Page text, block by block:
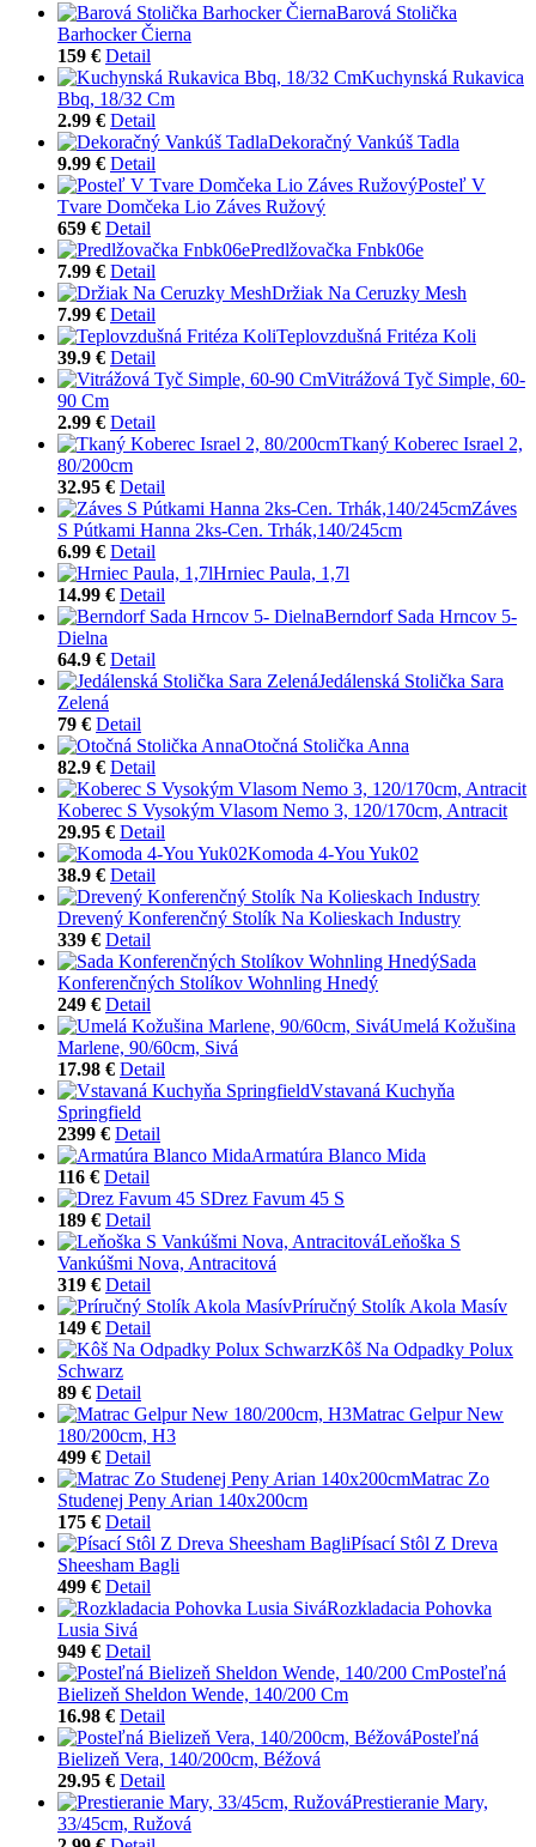
Barová Stolička
Barhocker Čierna
159 € Detail
Kuchynská Rukavica
Bbq, 18/32 Cm
2.99 € Detail
Dekoračný Vankúš Tadla
9.99 € Detail
Posteľ V
Tvare Domčeka Lio Záves Ružový
659 € Detail
Predlžovačka Fnbk06e
7.99 € Detail
Držiak Na Ceruzky Mesh
7.99 € Detail
Teplovzdušná Fritéza Koli
39.9 € Detail
Vitrážová Tyč Simple, 60-
90 Cm
2.99 € Detail
Tkaný Koberec Israel 2,
80/200cm
32.95 € Detail
Záves
S Pútkami Hanna 2ks-Cen. Trhák,140/245cm
6.99 € Detail
Hrniec Paula, 1,7l
14.99 € Detail
Berndorf Sada Hrncov 5-
Dielna
64.9 € Detail
Jedálenská Stolička Sara
Zelená
79 € Detail
Otočná Stolička Anna
82.9 € Detail
Koberec S Vysokým Vlasom Nemo 3, 120/170cm, Antracit
29.95 € Detail
Komoda 4-You Yuk02
38.9 € Detail
Drevený Konferenčný Stolík Na Kolieskach Industry
339 € Detail
Sada
Konferenčných Stolíkov Wohnling Hnedý
249 € Detail
Umelá Kožušina
Marlene, 90/60cm, Sivá
17.98 € Detail
Vstavaná Kuchyňa
Springfield
2399 € Detail
Armatúra Blanco Mida
116 € Detail
Drez Favum 45 S
189 € Detail
Leňoška S
Vankúšmi Nova, Antracitová
319 € Detail
Príručný Stolík Akola Masív
149 € Detail
Kôš Na Odpadky Polux
Schwarz
89 € Detail
Matrac Gelpur New
180/200cm, H3
499 € Detail
Matrac Zo
Studenej Peny Arian 140x200cm
175 € Detail
Písací Stôl Z Dreva
Sheesham Bagli
499 € Detail
Rozkladacia Pohovka
Lusia Sivá
949 € Detail
Posteľná
Bielizeň Sheldon Wende, 140/200 Cm
16.98 € Detail
Posteľná
Bielizeň Vera, 140/200cm, Béžová
29.95 € Detail
Prestieranie Mary,
33/45cm, Ružová